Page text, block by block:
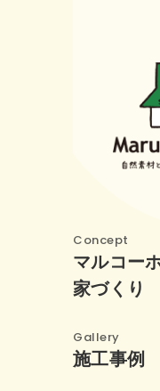
Concept
マルコー
家づくり
Gallery
施工事例